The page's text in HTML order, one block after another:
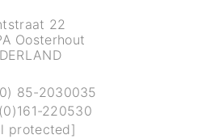
22
Oosterhout
85-2030035
220530
protected]